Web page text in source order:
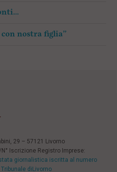
nostra figlia”
29 – 57121 Livorno
N° Iscrizione Registro Imprese:
giornalistica iscritta al numero
diLivorno